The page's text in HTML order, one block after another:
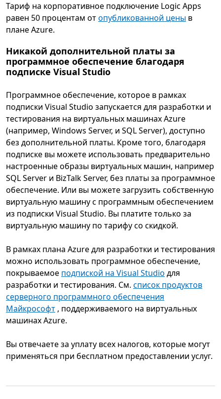
Тариф на корпоративное подключение Logic Apps
равен 50 процентам отопубликованной цены в
плане Azure.
Никакой дополнительной платы за
программное обеспечение благодаря
подписке Visual Studio
Программное обеспечение, которое в рамках
подписки Visual Studio запускается для разработки и
тестирования на виртуальных машинах Azure
(например, Windows Server, и SQL Server), доступно
без дополнительной платы. Кроме того, благодаря
подписке вы можете использовать предварительно
настроенные образы виртуальных машин, например
SQL Server и BizTalk Server, без платы за программное
обеспечение. Или вы можете загрузить собственную
виртуальную машину с программным обеспечением
из подписки Visual Studio. Вы платите только за
виртуальную машину по тарифу со скидкой.
В рамках плана Azure для разработки и тестирования
можно использовать программное обеспечение,
покрываемое подпиской на Visual Studio для
разработки и тестирования. См. список продуктов
серверного программного обеспечения
Майкрософт , поддерживаемого на виртуальных
машинах Azure.
Вы отвечаете за уплату всех налогов, которые могут
применяться при бесплатном предоставлении услуг.